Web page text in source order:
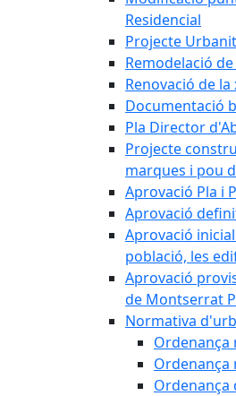
Residencial
Projecte
Remodelació
Renovació de
Documentació
Pla Director
Projecte
marques i pou
Aprovació Pla i
Aprovació
Aprovació
població, les
Aprovació
de Montserrat
Normativa
Ordenança
Ordenança
Ordenança